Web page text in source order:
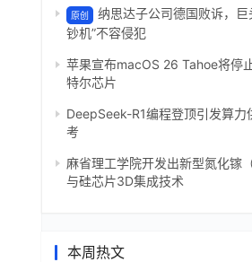
原创
纳思达子公司德国败诉，巨
钞机”不容侵犯
苹果宣布macOS 26 Tahoe将停
特尔芯片
DeepSeek-R1编程登顶引发算力
考
麻省理工学院开发出新型氮化镓（
与硅芯片3D集成技术
本周热文